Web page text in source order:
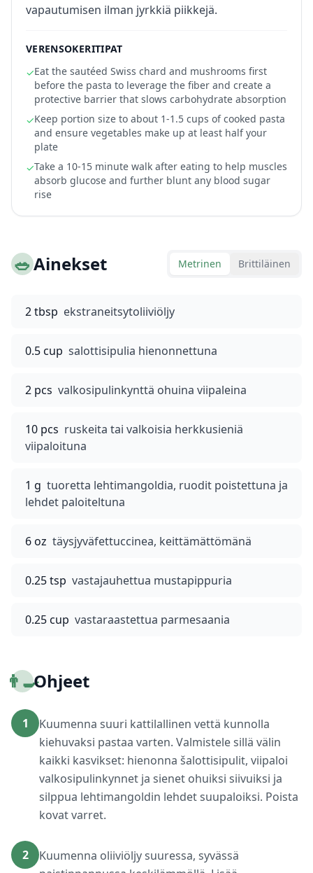
vapautumisen ilman jyrkkiä piikkejä.
VERENSOKERITIPAT
✓Eat the sautéed Swiss chard and mushrooms first
before the pasta to leverage the fiber and create a
protective barrier that slows carbohydrate absorption
✓Keep portion size to about 1-1.5 cups of cooked pasta
and ensure vegetables make up at least half your
plate
✓Take a 10-15 minute walk after eating to help muscles
absorb glucose and further blunt any blood sugar
rise
🥗Ainekset Metrinen Brittiläinen
2 tbsp ekstraneitsytoliiviöljy
0.5 cup salottisipulia hienonnettuna
2 pcs valkosipulinkynttä ohuina viipaleina
10 pcs ruskeita tai valkoisia herkkusieniä
viipaloituna
1 g tuoretta lehtimangoldia, ruodit poistettuna ja
lehdet paloiteltuna
6 oz täysjyväfettuccinea, keittämättömänä
0.25 tsp vastajauhettua mustapippuria
0.25 cup vastaraastettua parmesaania
👨‍🍳Ohjeet
1
Kuumenna suuri kattilallinen vettä kunnolla
kiehuvaksi pastaa varten. Valmistele sillä välin
kaikki kasvikset: hienonna šalottisipulit, viipaloi
valkosipulinkynnet ja sienet ohuiksi siivuiksi ja
silppua lehtimangoldin lehdet suupaloiksi. Poista
kovat varret.
2
Kuumenna oliiviöljy suuressa, syvässä